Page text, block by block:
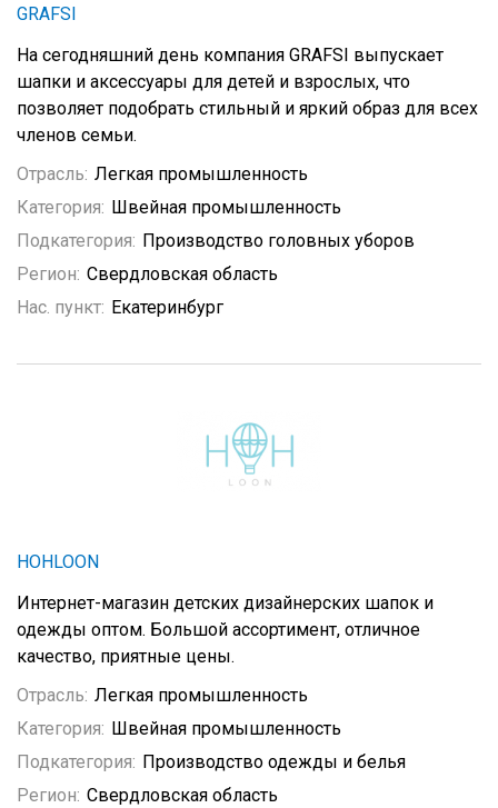
GRAFSI
На сегодняшний день компания GRAFSI выпускает
шапки и аксессуары для детей и взрослых, что
позволяет подобрать стильный и яркий образ для всех
членов семьи.
Отрасль: Легкая промышленность
Категория: Швейная промышленность
Подкатегория: Производство головных уборов
Регион: Свердловская область
Нас. пункт: Екатеринбург
HOHLOON
Интернет-магазин детских дизайнерских шапок и
одежды оптом. Большой ассортимент, отличное
качество, приятные цены.
Отрасль: Легкая промышленность
Категория: Швейная промышленность
Подкатегория: Производство одежды и белья
Регион: Свердловская область